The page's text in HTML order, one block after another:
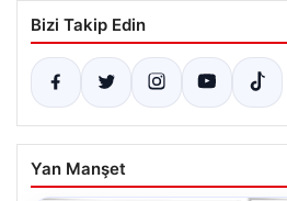
Bizi Takip Edin
Yan Manşet